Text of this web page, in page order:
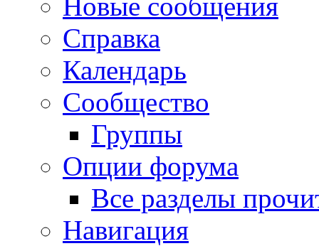
Справка
Календарь
Сообщество
Группы
Опции форума
Все разделы
Навигация